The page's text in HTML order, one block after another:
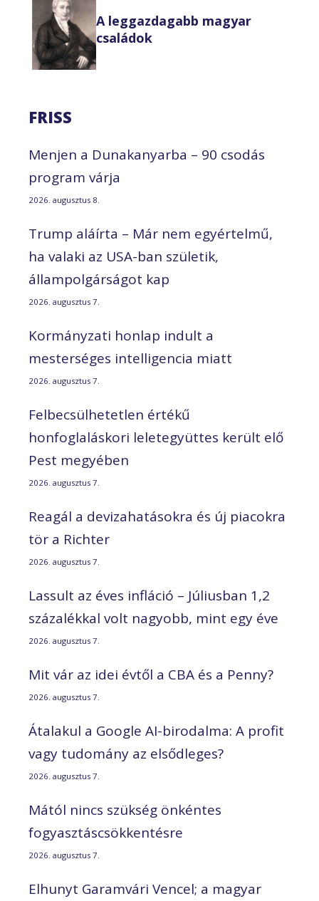
A leggazdagabb magyar
családok
FRISS
Menjen a Dunakanyarba – 90 csodás
program várja
2026. augusztus 8.
Trump aláírta – Már nem egyértelmű,
ha valaki az USA-ban születik,
állampolgárságot kap
2026. augusztus 7.
Kormányzati honlap indult a
mesterséges intelligencia miatt
2026. augusztus 7.
Felbecsülhetetlen értékű
honfoglaláskori leletegyüttes került elő
Pest megyében
2026. augusztus 7.
Reagál a devizahatásokra és új piacokra
tör a Richter
2026. augusztus 7.
Lassult az éves infláció – Júliusban 1,2
százalékkal volt nagyobb, mint egy éve
2026. augusztus 7.
Mit vár az idei évtől a CBA és a Penny?
2026. augusztus 7.
Átalakul a Google AI-birodalma: A profit
vagy tudomány az elsődleges?
2026. augusztus 7.
Mától nincs szükség önkéntes
fogyasztáscsökkentésre
2026. augusztus 7.
Elhunyt Garamvári Vencel; a magyar